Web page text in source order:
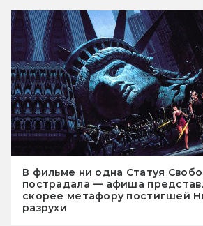
В фильме ни одна Статуя
пострадала — афиша
скорее метафору постигшей
разрухи